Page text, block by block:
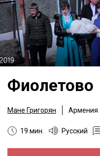
Фиолетово
Мане Григорян Армения
19 мин. Русский